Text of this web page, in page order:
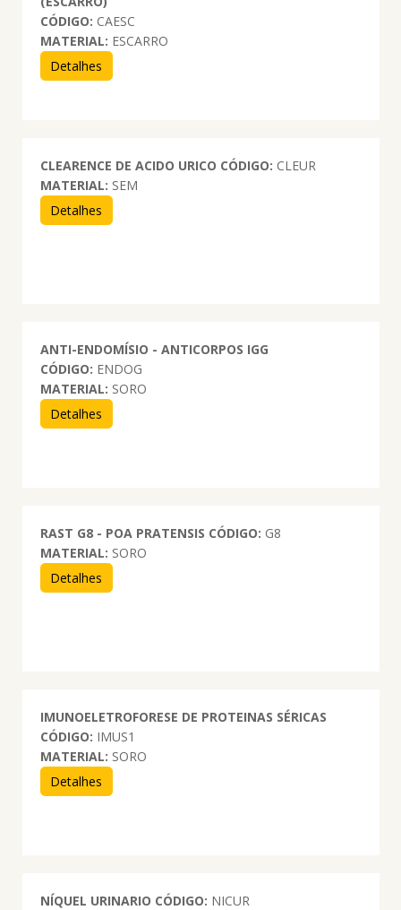
CÓDIGO: CAESC
MATERIAL: ESCARRO
Detalhes
CLEARENCE DE ACIDO URICO CÓDIGO: CLEUR
MATERIAL: SEM
Detalhes
ANTI-ENDOMÍSIO - ANTICORPOS IGG
CÓDIGO: ENDOG
MATERIAL: SORO
Detalhes
RAST G8 - POA PRATENSIS CÓDIGO: G8
MATERIAL: SORO
Detalhes
IMUNOELETROFORESE DE PROTEINAS SÉRICAS
CÓDIGO: IMUS1
MATERIAL: SORO
Detalhes
NÍQUEL URINARIO CÓDIGO: NICUR